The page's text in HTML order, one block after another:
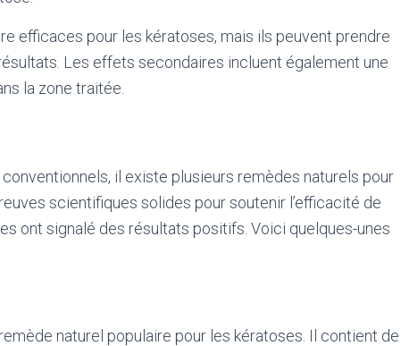
efficaces pour les kératoses, mais ils peuvent prendre
Les effets secondaires incluent également une
la zone traitée.
il existe plusieurs remèdes naturels pour
scientifiques solides pour soutenir l’efficacité de
ont signalé des résultats positifs. Voici quelques-unes
naturel populaire pour les kératoses. Il contient de